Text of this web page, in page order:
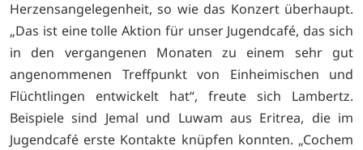
Herzensangelegenheit, so wie das Konzert überhaupt.
„Das ist eine tolle Aktion für unser Jugendcafé, das sich
in den vergangenen Monaten zu einem sehr gut
angenommenen Treffpunkt von Einheimischen und
Flüchtlingen entwickelt hat“, freute sich Lambertz.
Beispiele sind Jemal und Luwam aus Eritrea, die im
Jugendcafé erste Kontakte knüpfen konnten. „Cochem